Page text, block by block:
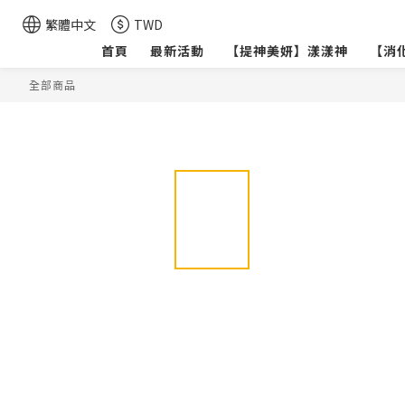
繁體中文
TWD
首頁
最新活動 【提神美妍】漾漾神 【
全部商品